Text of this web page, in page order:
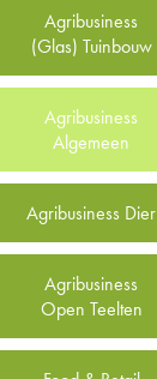
Agribusiness
(Glas) Tuinbouw
Agribusiness
Algemeen
Agribusiness Dier
Agribusiness
Open Teelten